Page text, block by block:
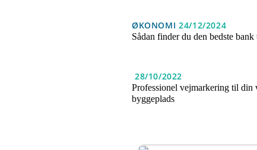
ØKONOMI 24/12/2024
Sådan finder du den bedste
28/10/2022
Professionel vejmarkering til din
byggeplads